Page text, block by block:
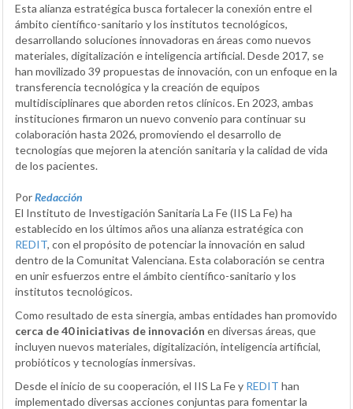
Esta alianza estratégica busca fortalecer la conexión entre el
ámbito científico-sanitario y los institutos tecnológicos,
desarrollando soluciones innovadoras en áreas como nuevos
materiales, digitalización e inteligencia artificial. Desde 2017, se
han movilizado 39 propuestas de innovación, con un enfoque en la
transferencia tecnológica y la creación de equipos
multidisciplinares que aborden retos clínicos. En 2023, ambas
instituciones firmaron un nuevo convenio para continuar su
colaboración hasta 2026, promoviendo el desarrollo de
tecnologías que mejoren la atención sanitaria y la calidad de vida
de los pacientes.
PorRedacción
El Instituto de Investigación Sanitaria La Fe (IIS La Fe) ha
establecido en los últimos años una alianza estratégica con
REDIT, con el propósito de potenciar la innovación en salud
dentro de la Comunitat Valenciana. Esta colaboración se centra
en unir esfuerzos entre el ámbito científico-sanitario y los
institutos tecnológicos.
Como resultado de esta sinergia, ambas entidades han promovido
cerca de 40 iniciativas de innovación en diversas áreas, que
incluyen nuevos materiales, digitalización, inteligencia artificial,
probióticos y tecnologías inmersivas.
Desde el inicio de su cooperación, el IIS La Fe y REDIT han
implementado diversas acciones conjuntas para fomentar la